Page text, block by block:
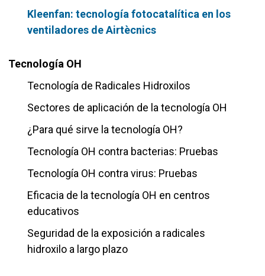
Kleenfan: tecnología fotocatalítica en los
ventiladores de Airtècnics
Tecnología OH
Tecnología de Radicales Hidroxilos
Sectores de aplicación de la tecnología OH
¿Para qué sirve la tecnología OH?
Tecnología OH contra bacterias: Pruebas
Tecnología OH contra virus: Pruebas
Eficacia de la tecnología OH en centros
educativos
Seguridad de la exposición a radicales
hidroxilo a largo plazo